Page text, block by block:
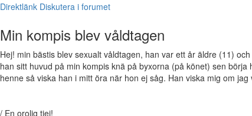
Direktlänk Diskutera i forumet
Min kompis blev våldtagen
Hej! min bästis blev sexualt våldtagen, han var ett år äldre (11)
han sitt huvud på min kompis knä på byxorna (på könet) sen
henne så viska han i mitt öra när hon ej såg. Han viska mig om
/ En orolig tjej!